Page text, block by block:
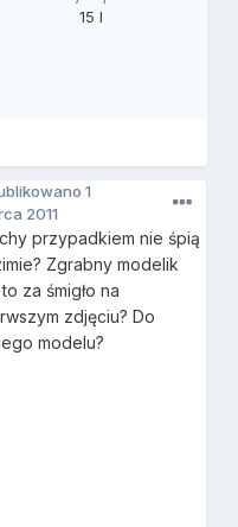
15 l
1
2011
przypadkiem nie śpią
Zgrabny modelik
za śmigło na
zdjęciu? Do
modelu?